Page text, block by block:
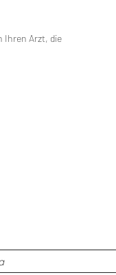
Ihren Arzt, die